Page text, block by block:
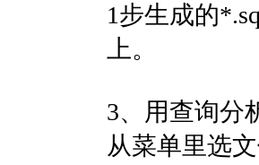
1步生成的
上。
3、用查询分
从菜单里选